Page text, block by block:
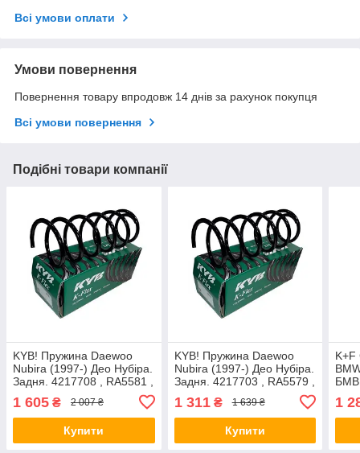
Всі умови оплати
Умови повернення
Повернення товару впродовж 14 днів за рахунок покупця
Всі умови повернення
Подібні товари компанії
KYB! Пружина Daewoo
Nubira (1997-) Део Нубіра.
Задня. 4217708 , RA5581 ,
1 605 ₴ 2 007 ₴
Купити
KYB! Пружина Daewoo
Nubira (1997-) Део Нубіра.
Задня. 4217703 , RA5579 ,
1 311₴ 1 639 ₴
Купити
K+F
БМВ
1